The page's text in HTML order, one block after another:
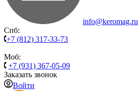
info@keromag.ru
Спб:
+7 (812) 317-33-73
Моб:
+7 (931) 367-05-09
Заказать звонок
Войти